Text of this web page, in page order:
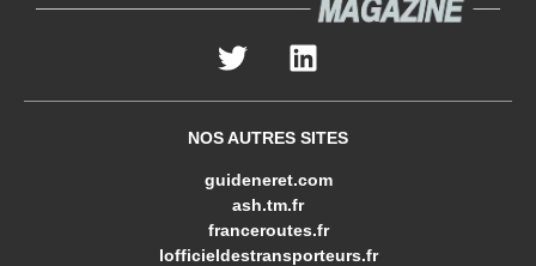
NOS AUTRES SITES
guideneret.com
ash.tm.fr
franceroutes.fr
lofficieldestransporteurs.fr